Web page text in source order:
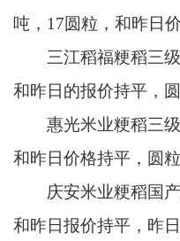
吨，17圆粒，和昨日价
三江稻福粳稻三级
和昨日的报价持平，
惠光米业粳稻三级
和昨日价格持平，圆
庆安米业粳稻国产
和昨日报价持平，昨